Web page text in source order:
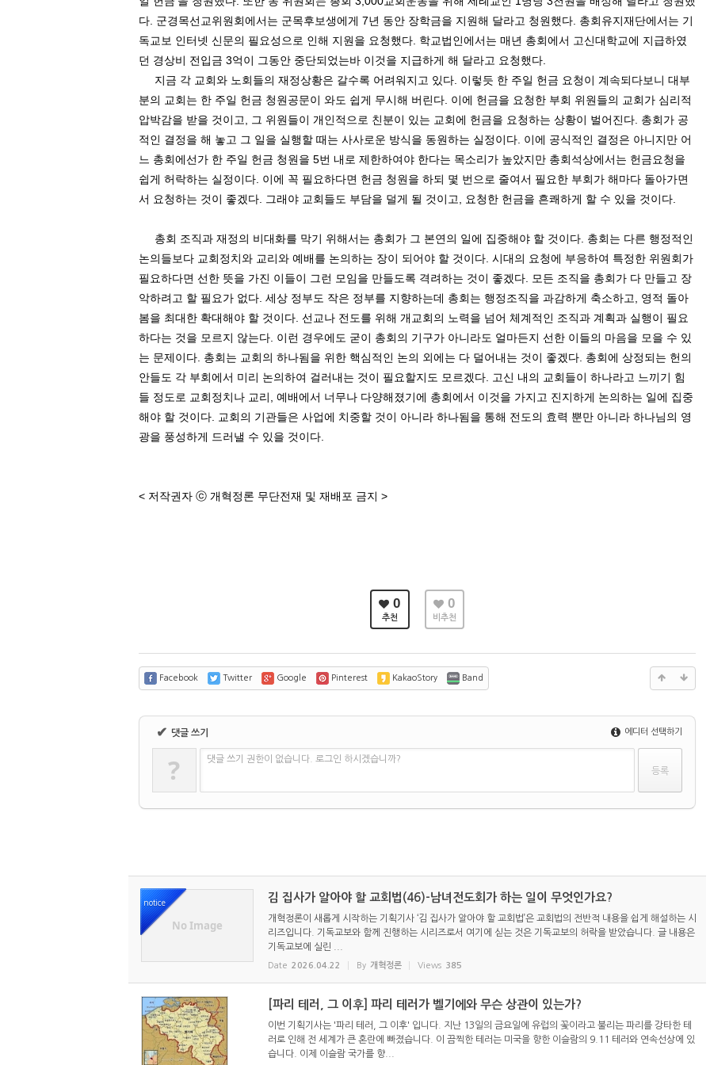
다. 군경목선교위원회에서는 군목후보생에게 7년 동안 장학금을 지원해 달라고 청원했다. 총회유지재단에서는 기
독교보 인터넷 신문의 필요성으로 인해 지원을 요청했다. 학교법인에서는 매년 총회에서 고신대학교에 지급하였
던 경상비 전입금 3억이 그동안 중단되었는바 이것을 지급하게 해 달라고 요청했다.
지금 각 교회와 노회들의 재정상황은 갈수록 어려워지고 있다. 이렇듯 한 주일 헌금 요청이 계속되다보니 대부
분의 교회는 한 주일 헌금 청원공문이 와도 쉽게 무시해 버린다. 이에 헌금을 요청한 부회 위원들의 교회가 심리적
압박감을 받을 것이고
그 위원들이 개인적으로 친분이 있는 교회에 헌금을 요청하는 상황이 벌어진다. 총회가 공
적인 결정을 해 놓고 그 일을 실행할 때는 사사로운 방식을 동원하는 실정이다. 이에 공식적인 결정은 아니지만 어
느 총회에선가 한 주일 헌금 청원을 5번 내로 제한하여야 한다는 목소리가 높았지만 총회석상에서는 헌금요청을
쉽게 허락하는 실정이다. 이에 꼭 필요하다면 헌금 청원을 하되 몇 번으로 줄여서 필요한 부회가 해마다 돌아가면
서 요청하는 것이 좋겠다. 그래야 교회들도 부담을 덜게 될 것이고 요청한 헌금을 흔쾌하게 할 수 있을 것이다.
총회 조직과 재정의 비대화를 막기 위해서는 총회가 그 본연의 일에 집중해야 할 것이다. 총회는 다른 행정적인
논의들보다 교회정치와 교리와 예배를 논의하는 장이 되어야 할 것이다. 시대의 요청에 부응하여 특정한 위원회가
필요하다면 선한 뜻을 가진 이들이 그런 모임을 만들도록 격려하는 것이 좋겠다.
모든 조직을 총회가 다 만들고 장
악하려고 할 필요가 없다. 세상 정부도 작은 정부를 지향하는데 총회는 행정조직을 과감하게 축소하고
영적 돌아
봄을 최대한 확대해야 할 것이다. 선교나 전도를 위해 개교회의 노력을 넘어 체계적인 조직과 계획과 실행이 필요
하다는 것을 모르지 않는다. 이런 경우에도 굳이 총회의 기구가 아니라도 얼마든지 선한 이들의 마음을 모을 수 있
는 문제이다. 총회는 교회의 하나됨을 위한 핵심적인 논의 외에는 다 덜어내는 것이 좋겠다. 총회에 상정되는 헌의
안들도 각 부회에서 미리 논의하여 걸러내는 것이 필요할지도 모르겠다.
고신 내의 교회들이 하나라고 느끼기 힘
들 정도로 교회정치나 교리
예배에서 너무나 다양해졌기에 총회에서 이것을 가지고 진지하게 논의하는 일에 집중
해야 할 것이다.
교회의 기관들은 사업에 치중할 것이 아니라 하나됨을 통해 전도의 효력 뿐만 아니라 하나님의 영
광을 풍성하게 드러낼 수 있을 것이다.
< 저작권자 ⓒ 개혁정론 무단전재 및 재배포 금지 >
0
추천
0
비추천
Facebook Twitter Google Pinterest KakaoStory Band
✔ 댓글 쓰기 에디터 선택하기
? 댓글 쓰기 권한이 없습니다. 로그인 하시겠습니까?
No Image
notice 김 집사가 알아야 할 교회법(46)-남녀전도회가 하는 일이 무엇인가요?
개혁정론이 새롭게 시작하는 기획기사 ‘김 집사가 알아야 할 교회법’은 교회법의 전반적 내용을 쉽게 해설하는 시
리즈입니다. 기독교보와 함께 진행하는 시리즈로서 여기에 싣는 것은 기독교보의 허락을 받았습니다. 글 내용은
기독교보에 실린 ...
Date 2026.04.22 By 개혁정론 Views 385
[파리 테러, 그 이후] 파리 테러가 벨기에와 무슨 상관이 있는가?
이번 기획기사는 '파리 테러, 그 이후' 입니다. 지난 13일의 금요일에 유럽의 꽃이라고 불리는 파리를 강타한 테
러로 인해 전 세계가 큰 혼란에 빠졌습니다. 이 끔찍한 테러는 미국을 향한 이슬람의 9.11 테러와 연속선상에 있
습니다. 이제 이슬람 국가를 향...